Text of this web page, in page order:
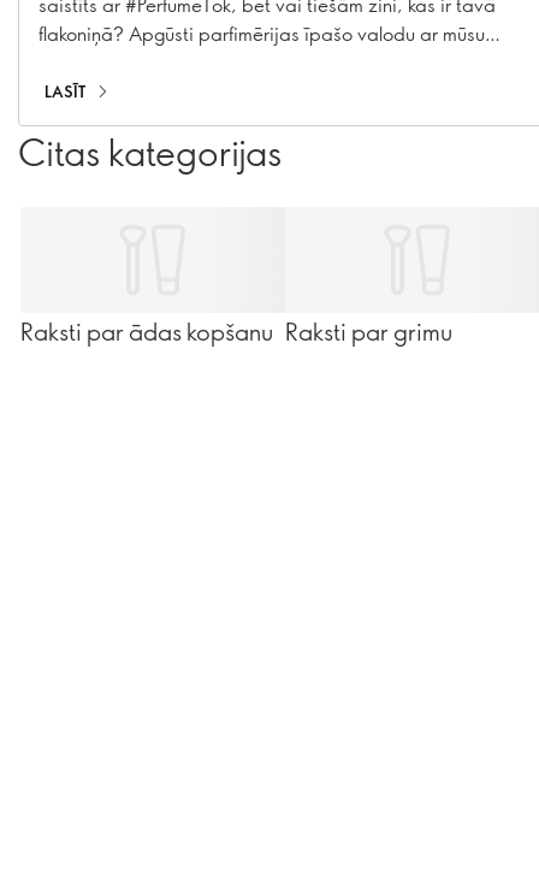
flakoniņā? Apgūsti parfimērijas īpašo valodu ar mūsu
sastāvdaļām, ko zina tikai eksperti, līdz nišas parfimērijas
noslēpumiem – šeit ir viss, kas nepieciešams, lai tu
skanētu (un smaržotu) kā īsts parfimērijas lietpratējs.
Turpini lasīt un pacel savas aromātu prasmes jaunā
LASĪT
Citas kategorijas
Raksti par ādas kopšanu Raksti par grimu